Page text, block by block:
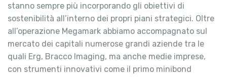
stanno sempre più incorporando gli obiettivi di
sostenibilità all’interno dei propri piani strategici. Oltre
all’operazione Megamark abbiamo accompagnato sul
mercato dei capitali numerose grandi aziende tra le
quali Erg, Bracco Imaging, ma anche medie imprese,
con strumenti innovativi come il primo minibond